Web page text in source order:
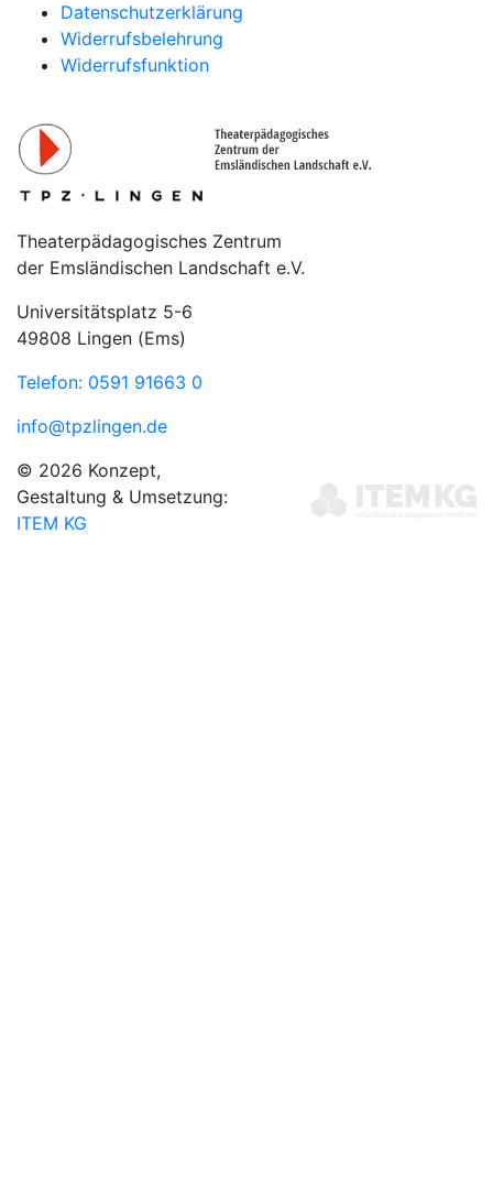
Datenschutzerklärung
Widerrufsbelehrung
Widerrufsfunktion
Theaterpädagogisches Zentrum
der Emsländischen Landschaft e.V.
Universitätsplatz 5-6
49808 Lingen (Ems)
Telefon: 0591 91663 0
info@tpzlingen.de
© 2026 Konzept,
Gestaltung & Umsetzung:
ITEM KG